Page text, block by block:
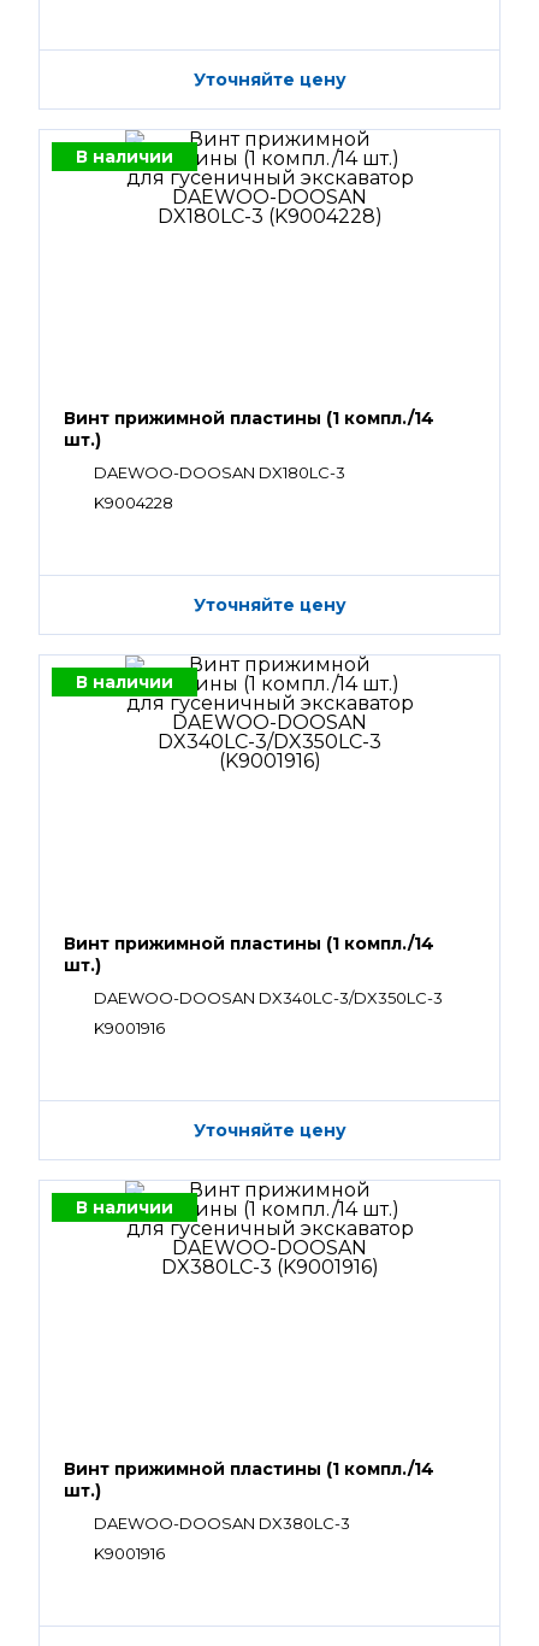
Уточняйте цену
В наличии
Винт прижимной пластины (1 компл./14
шт.)
DAEWOO-DOOSAN DX180LC-3
K9004228
Уточняйте цену
В наличии
Винт прижимной пластины (1 компл./14
шт.)
DAEWOO-DOOSAN DX340LC-3/DX350LC-3
K9001916
Уточняйте цену
В наличии
Винт прижимной пластины (1 компл./14
шт.)
DAEWOO-DOOSAN DX380LC-3
K9001916